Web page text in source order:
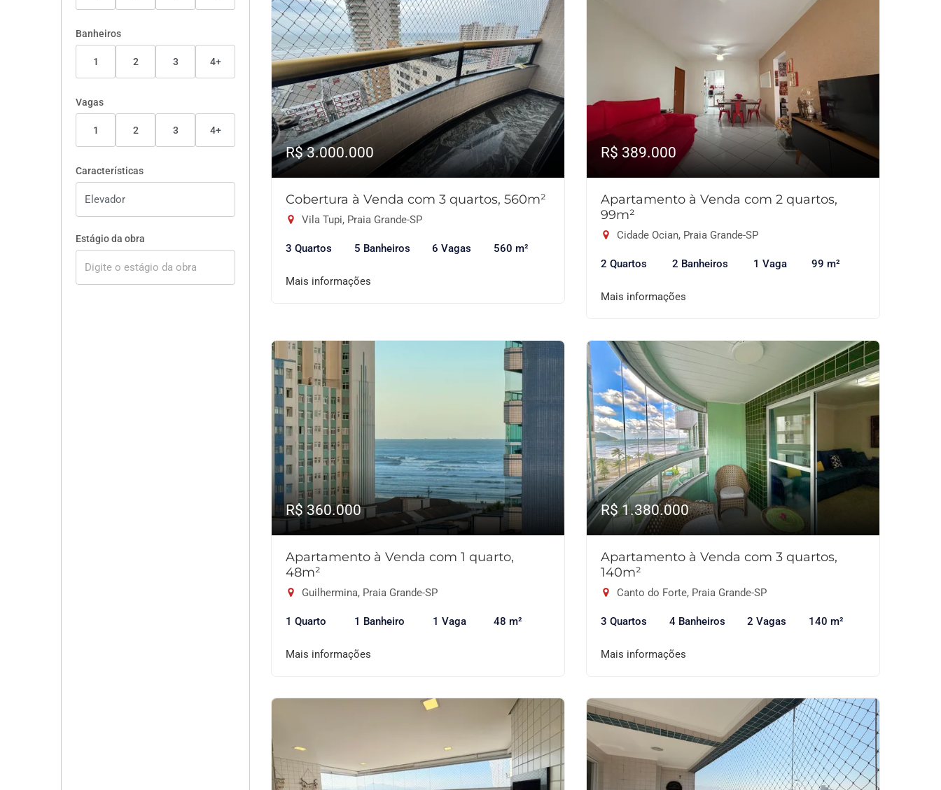
Banheiros
1 2 3 4+
Vagas
1 2 3 4+
Características
Estágio da obra
R$ 3.000.000
Cobertura à Venda com 3 quartos, 560m²
Vila Tupi, Praia Grande-SP
3 Quartos 5 Banheiros 6 Vagas 560 m²
Mais informações
R$ 389.000
Apartamento à Venda com 2 quartos,
99m²
Cidade Ocian, Praia Grande-SP
2 Quartos 2 Banheiros 1 Vaga 99 m²
Mais informações
R$ 360.000
Apartamento à Venda com 1 quarto,
48m²
Guilhermina, Praia Grande-SP
1 Quarto 1 Banheiro 1 Vaga 48 m²
Mais informações
R$ 1.380.000
Apartamento à Venda com 3 quartos,
140m²
Canto do Forte, Praia Grande-SP
3 Quartos 4 Banheiros 2 Vagas 140 m²
Mais informações